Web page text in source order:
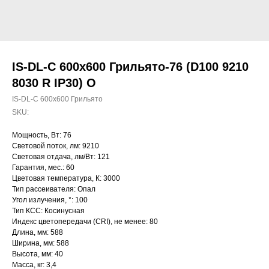
IS-DL-C 600х600 Грильято-76 (D100 9210
8030 R IP30) O
IS-DL-C 600х600 Грильято
SKU:
Мощность, Вт: 76
Световой поток, лм: 9210
Световая отдача, лм/Вт: 121
Гарантия, мес.: 60
Цветовая температура, К: 3000
Тип рассеивателя: Опал
Угол излучения, °: 100
Тип КСС: Косинусная
Индекс цветопередачи (CRI), не менее: 80
Длина, мм: 588
Ширина, мм: 588
Высота, мм: 40
Масса, кг: 3,4